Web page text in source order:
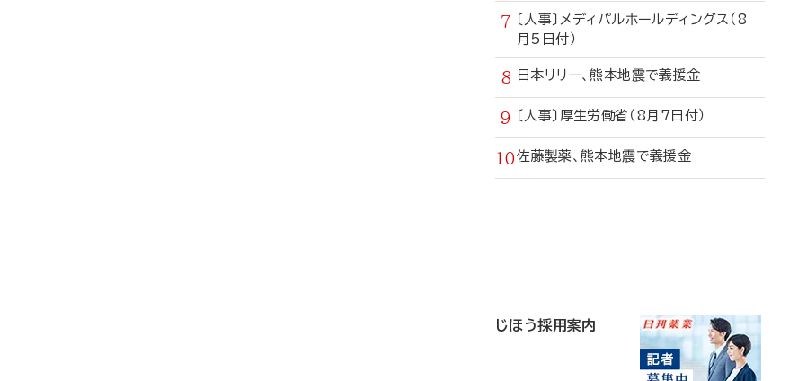
〔人事〕メディパルホールディングス（8
月5日付）
日本リリー、熊本地震で義援金
〔人事〕厚生労働省（8月7日付）
佐藤製薬、熊本地震で義援金
じほう採用案内